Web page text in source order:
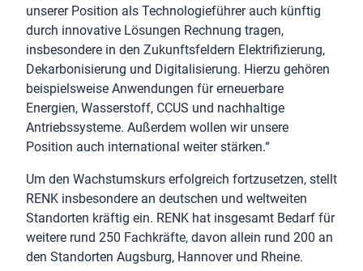
unserer Position als Technologieführer auch künftig
durch innovative Lösungen Rechnung tragen,
insbesondere in den Zukunftsfeldern Elektrifizierung,
Dekarbonisierung und Digitalisierung. Hierzu gehören
beispielsweise Anwendungen für erneuerbare
Energien, Wasserstoff, CCUS und nachhaltige
Antriebssysteme. Außerdem wollen wir unsere
Position auch international weiter stärken.“
Um den Wachstumskurs erfolgreich fortzusetzen, stellt
RENK insbesondere an deutschen und weltweiten
Standorten kräftig ein. RENK hat insgesamt Bedarf für
weitere rund 250 Fachkräfte, davon allein rund 200 an
den Standorten Augsburg, Hannover und Rheine.